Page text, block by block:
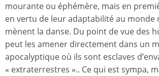
mourante ou éphémère, mais en
en vertu de leur adaptabilité au monde
mènent la danse. Du point de vue des
peut les amener directement dans un
apocalyptique où ils sont esclaves
« extraterrestres ».. Ce qui est sympa,